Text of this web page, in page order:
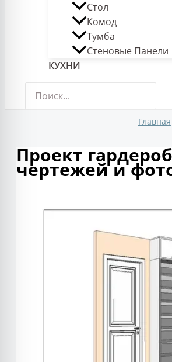
Стол
Комод
Тумба
Стеновые Панели
КУХНИ
Главная
Проект
чертежей и